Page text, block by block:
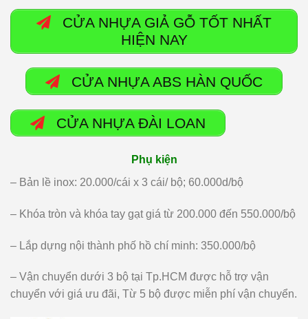
CỬA NHỰA GIẢ GỖ TỐT NHẤT
HIỆN NAY
CỬA NHỰA ABS HÀN QUỐC
CỬA NHỰA ĐÀI LOAN
Phụ kiện
– Bản lề inox: 20.000/cái x 3 cái/ bộ; 60.000d/bộ
– Khóa tròn và khóa tay gạt giá từ 200.000 đến 550.000/bộ
– Lắp dựng nội thành phố hồ chí minh: 350.000/bộ
– Vận chuyển dưới 3 bộ tại Tp.HCM được hỗ trợ vận
chuyển với giá ưu đãi, Từ 5 bộ được miễn phí vận chuyển.